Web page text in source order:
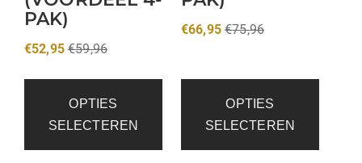
PAK)
€52,95 €59,96
OPTIES
SELECTEREN
€66,95 €75,96
OPTIES
SELECTEREN